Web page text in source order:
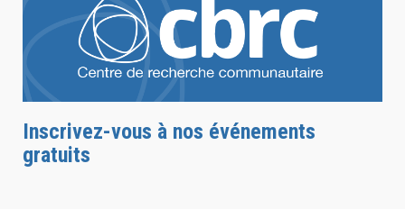
Inscrivez-vous à nos événements
gratuits